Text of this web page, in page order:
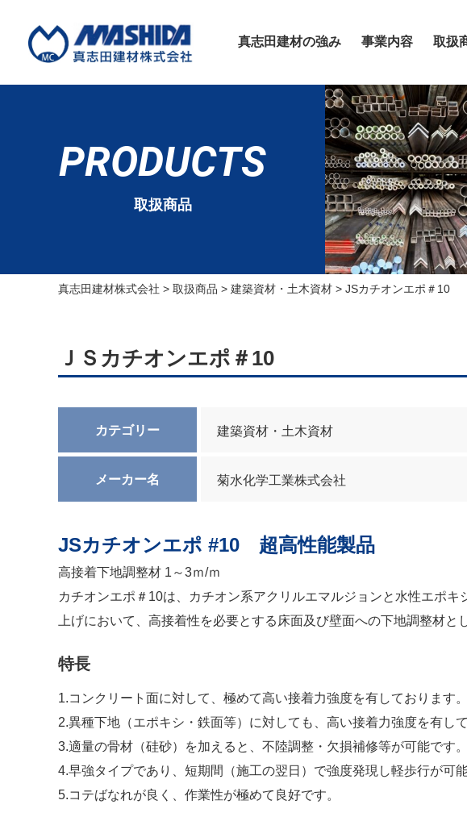
真志田建材の強み 事業内容 取扱
PRODUCTS
取扱商品
真志田建材株式会社 > 取扱商品 > 建築資材・土木資材 > JSカチオンエポ＃10
ＪＳカチオンエポ＃10
カテゴリー 建築資材・土木資材
メーカー名 菊水化学工業株式会社
JSカチオンエポ #10 超高性能製品
高接着下地調整材 1～3ｍ/ｍ
カチオンエポ＃10は、カチオン系アクリルエマルジョンと水性エポ
上げにおいて、高接着性を必要とする床面及び壁面への下地調整材と
特長
1.コンクリート面に対して、極めて高い接着力強度を有しております。
2.異種下地（エポキシ・鉄面等）に対しても、高い接着力強度を有して
3.適量の骨材（硅砂）を加えると、不陸調整・欠損補修等が可能です。
4.早強タイプであり、短期間（施工の翌日）で強度発現し軽歩行が可能
5.コテばなれが良く、作業性が極めて良好です。